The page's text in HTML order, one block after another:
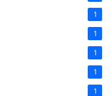
1
1
1
1
1